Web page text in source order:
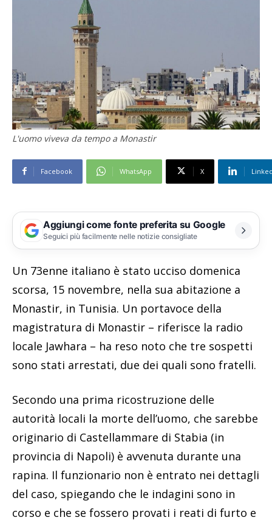
L'uomo viveva da tempo a Monastir
Facebook WhatsApp X
Aggiungi come fonte preferita su Google
Seguici più facilmente nelle notizie consigliate
Un 73enne italiano è stato ucciso domenica
scorsa, 15 novembre, nella sua abitazione a
Monastir, in Tunisia. Un portavoce della
magistratura di Monastir – riferisce la radio
locale Jawhara – ha reso noto che tre sospetti
sono stati arrestati, due dei quali sono fratelli.
Secondo una prima ricostruzione delle
autorità locali la morte dell’uomo, che sarebbe
originario di Castellammare di Stabia (in
provincia di Napoli) è avvenuta durante una
rapina. Il funzionario non è entrato nei dettagli
del caso, spiegando che le indagini sono in
corso e che se fossero provati i reati di furto e